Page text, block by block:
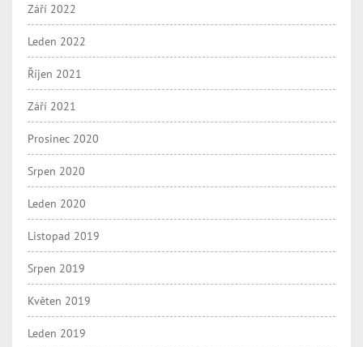
Září 2022
Leden 2022
Říjen 2021
Září 2021
Prosinec 2020
Srpen 2020
Leden 2020
Listopad 2019
Srpen 2019
Květen 2019
Leden 2019